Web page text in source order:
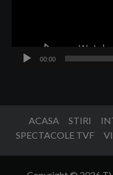
00:00
ACASA STIRI
SPECTACOLE TVF